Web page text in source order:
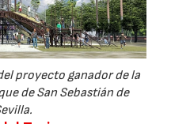
proyecto ganador de la
de San Sebastián de